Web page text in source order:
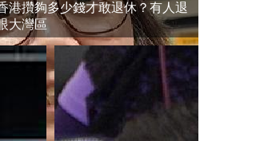
港攢夠多少錢才敢退休？有人退
大灣區